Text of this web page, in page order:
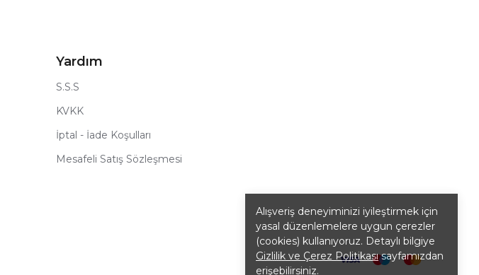
Alışveriş deneyiminizi iyileştirmek için
yasal düzenlemelere uygun çerezler
(cookies) kullanıyoruz. Detaylı bilgiye
Gizlilik ve Çerez Politikasısayfamızdan
erişebilirsiniz.
Yardım
S.S.S
KVKK
İptal - İade Koşulları
Mesafeli Satış Sözleşmesi